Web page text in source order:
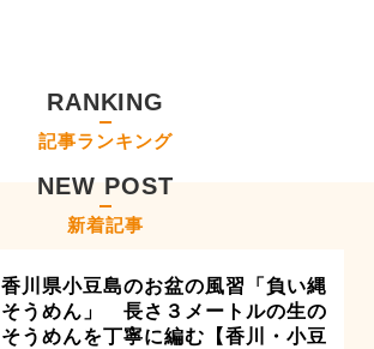
RANKING
記事ランキング
NEW POST
新着記事
香川県小豆島のお盆の風習「負い縄
そうめん」 長さ３メートルの生の
そうめんを丁寧に編む【香川・小豆